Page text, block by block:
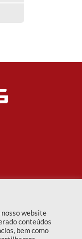
website
conteúdos
bem como